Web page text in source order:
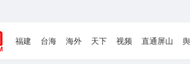
福建 台海 海外 天下 视频 直通屏山